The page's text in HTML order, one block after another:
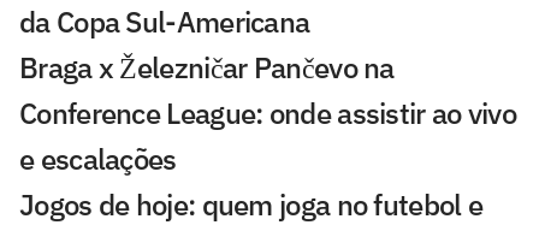
da Copa Sul-Americana
Braga x Železničar Pančevo na
Conference League: onde assistir ao vivo
e escalações
Jogos de hoje: quem joga no futebol e